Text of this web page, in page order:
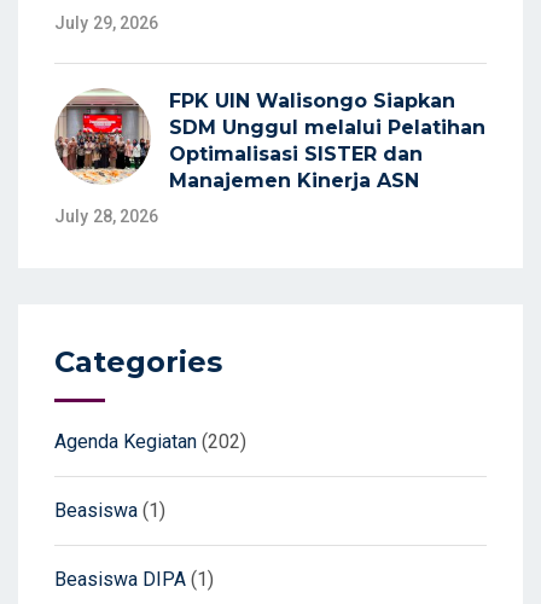
July 29, 2026
FPK UIN Walisongo Siapkan
SDM Unggul melalui Pelatihan
Optimalisasi SISTER dan
Manajemen Kinerja ASN
July 28, 2026
Categories
Agenda Kegiatan (202)
Beasiswa (1)
Beasiswa DIPA (1)